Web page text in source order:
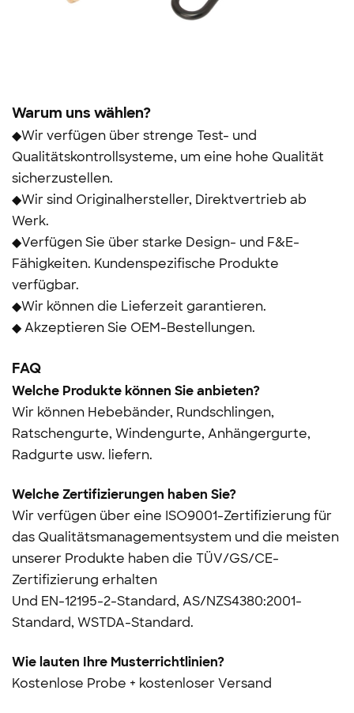
Warum uns wählen?
◆Wir verfügen über strenge Test- und
Qualitätskontrollsysteme, um eine hohe Qualität
sicherzustellen.
◆Wir sind Originalhersteller, Direktvertrieb ab
Werk.
◆Verfügen Sie über starke Design- und F&E-
Fähigkeiten. Kundenspezifische Produkte
verfügbar.
◆Wir können die Lieferzeit garantieren.
◆ Akzeptieren Sie OEM-Bestellungen.
FAQ
Welche Produkte können Sie anbieten?
Wir können Hebebänder, Rundschlingen,
Ratschengurte, Windengurte, Anhängergurte,
Radgurte usw. liefern.
Welche Zertifizierungen haben Sie?
Wir verfügen über eine ISO9001-Zertifizierung für
das Qualitätsmanagementsystem und die meisten
unserer Produkte haben die TÜV/GS/CE-
Zertifizierung erhalten
Und EN-12195-2-Standard, AS/NZS4380:2001-
Standard, WSTDA-Standard.
Wie lauten Ihre Musterrichtlinien?
Kostenlose Probe + kostenloser Versand